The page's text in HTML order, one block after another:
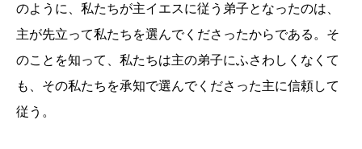
のように、私たちが主イエスに従う弟子となったのは、
主が先立って私たちを選んでくださったからである。そ
のことを知って、私たちは主の弟子にふさわしくなくて
も、その私たちを承知で選んでくださった主に信頼して
従う。